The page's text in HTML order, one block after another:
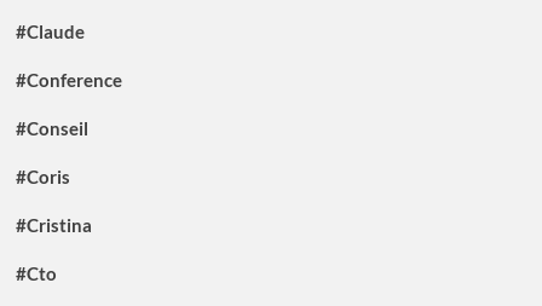
#Claude
#Conference
#Conseil
#Coris
#Cristina
#Cto